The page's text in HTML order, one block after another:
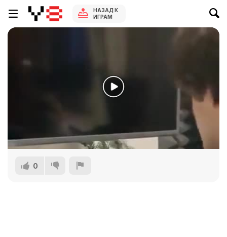
НАЗАД К
ИГРАМ
0